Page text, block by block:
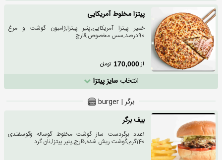
پیتزا مخلوط آمریکایی
خمیر پیتزا آمریکایی,پنیر پیتزا,ژامبون گوشت و مرغ
90درصد,سس مخصوص,قارچ
از170,000 تومان
انتخابسایز پیتزا
برگر | burger
بیف برگر
1عدد برگردست ساز گوشت مخلوط گوساله وگوسفندی
140گرم,گوشت ریش شده,قارچ,پنیر پیتزا,نان گرد